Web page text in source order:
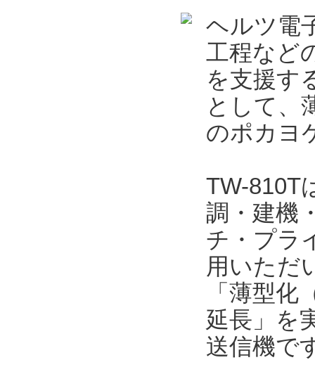
ヘルツ電
工程など
を支援す
として、
のポカヨ
TW-810T
調・建機
チ・プラ
用いただ
「薄型
延長」を
送信機で